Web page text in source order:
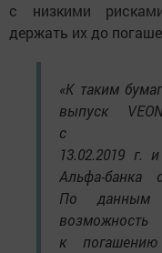
с низкими
держать их до
«К таким
выпуск
с
13.02.2019 г.
Альфа-банка
По данным
возможность
к